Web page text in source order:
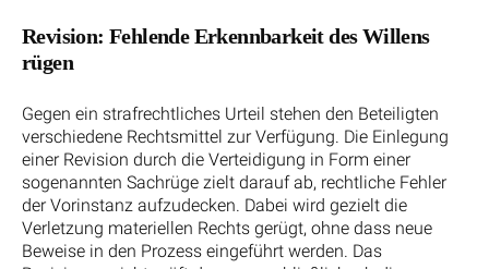
Revision: Fehlende Erkennbarkeit des Willens
rügen
Gegen ein strafrechtliches Urteil stehen den Beteiligten
verschiedene Rechtsmittel zur Verfügung. Die Einlegung
einer Revision durch die Verteidigung in Form einer
sogenannten Sachrüge zielt darauf ab, rechtliche Fehler
der Vorinstanz aufzudecken. Dabei wird gezielt die
Verletzung materiellen Rechts gerügt, ohne dass neue
Beweise in den Prozess eingeführt werden. Das